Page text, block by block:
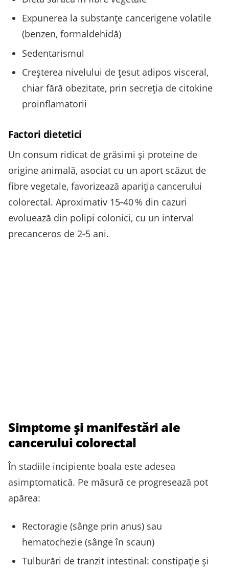
Expunerea la substanţe cancerigene volatile
(benzen, formaldehidă)
Sedentarismul
Creşterea nivelului de ţesut adipos visceral,
chiar fără obezitate, prin secreţia de citokine
proinflamatorii
Factori dietetici
Un consum ridicat de grăsimi și proteine de
origine animală, asociat cu un aport scăzut de
fibre vegetale, favorizează apariţia cancerului
colorectal. Aproximativ 15‑40 % din cazuri
evoluează din polipi colonici, cu un interval
precanceros de 2‑5 ani.
Simptome și manifestări ale
cancerului colorectal
În stadiile incipiente boala este adesea
asimptomatică. Pe măsură ce progresează pot
apărea:
Rectoragie (sânge prin anus) sau
hematochezie (sânge în scaun)
Tulburări de tranzit intestinal: constipație și